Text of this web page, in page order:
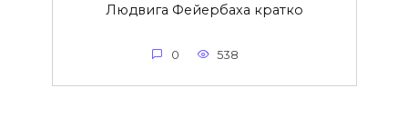
Людвига Фейербаха кратко
0 538